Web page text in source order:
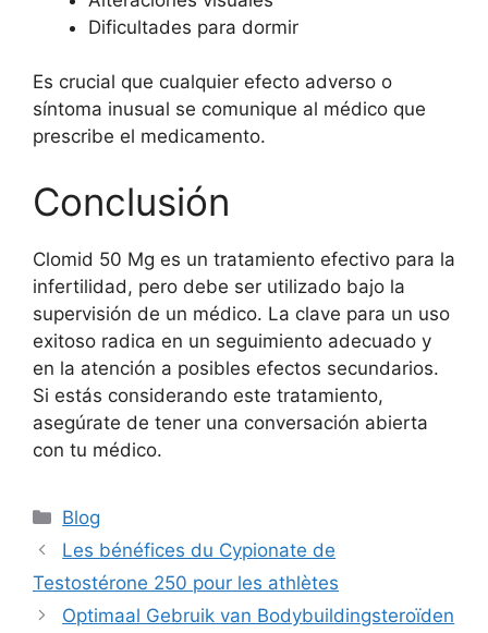
Dificultades para dormir
Es crucial que cualquier efecto adverso o
síntoma inusual se comunique al médico que
prescribe el medicamento.
Conclusión
Clomid 50 Mg es un tratamiento efectivo para la
infertilidad, pero debe ser utilizado bajo la
supervisión de un médico. La clave para un uso
exitoso radica en un seguimiento adecuado y
en la atención a posibles efectos secundarios.
Si estás considerando este tratamiento,
asegúrate de tener una conversación abierta
con tu médico.
Blog
Les bénéfices du Cypionate de
Testostérone 250 pour les athlètes
Optimaal Gebruik van Bodybuildingsteroïden